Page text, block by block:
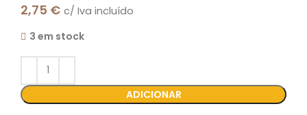
2,75 € c/ Iva incluído
3 em stock
ADICIONAR